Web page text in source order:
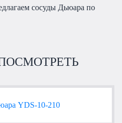
сосуды Дьюара по